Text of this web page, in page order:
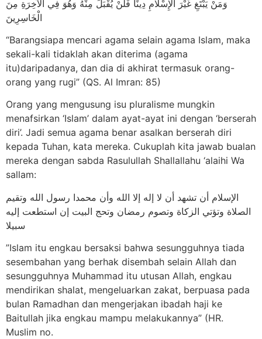
وَمَنْ يَبْتَغِ غَيْرَ الإِسْلامِ دِينًا فَلَنْ يُقْبَلَ مِنْهُ وَهُوَ فِي الآخِرَةِ مِنَ
الْخَاسِرِينَ
“Barangsiapa mencari agama selain agama Islam, maka
sekali-kali tidaklah akan diterima (agama
itu)daripadanya, dan dia di akhirat termasuk orang-
orang yang rugi” (QS. Al Imran: 85)
Orang yang mengusung isu pluralisme mungkin
menafsirkan ‘Islam’ dalam ayat-ayat ini dengan ‘berserah
diri’. Jadi semua agama benar asalkan berserah diri
kepada Tuhan, kata mereka. Cukuplah kita jawab bualan
mereka dengan sabda Rasulullah Shallallahu ‘alaihi Wa
sallam:
الإسلام أن تشهد أن لا إله إلا الله وأن محمدا رسول الله وتقيم
الصلاة وتؤتي الزكاة وتصوم رمضان وتحج البيت إن استطعت إليه
سبيلا
”Islam itu engkau bersaksi bahwa sesungguhnya tiada
sesembahan yang berhak disembah selain Allah dan
sesungguhnya Muhammad itu utusan Allah, engkau
mendirikan shalat, mengeluarkan zakat, berpuasa pada
bulan Ramadhan dan mengerjakan ibadah haji ke
Baitullah jika engkau mampu melakukannya” (HR.
Muslim no.